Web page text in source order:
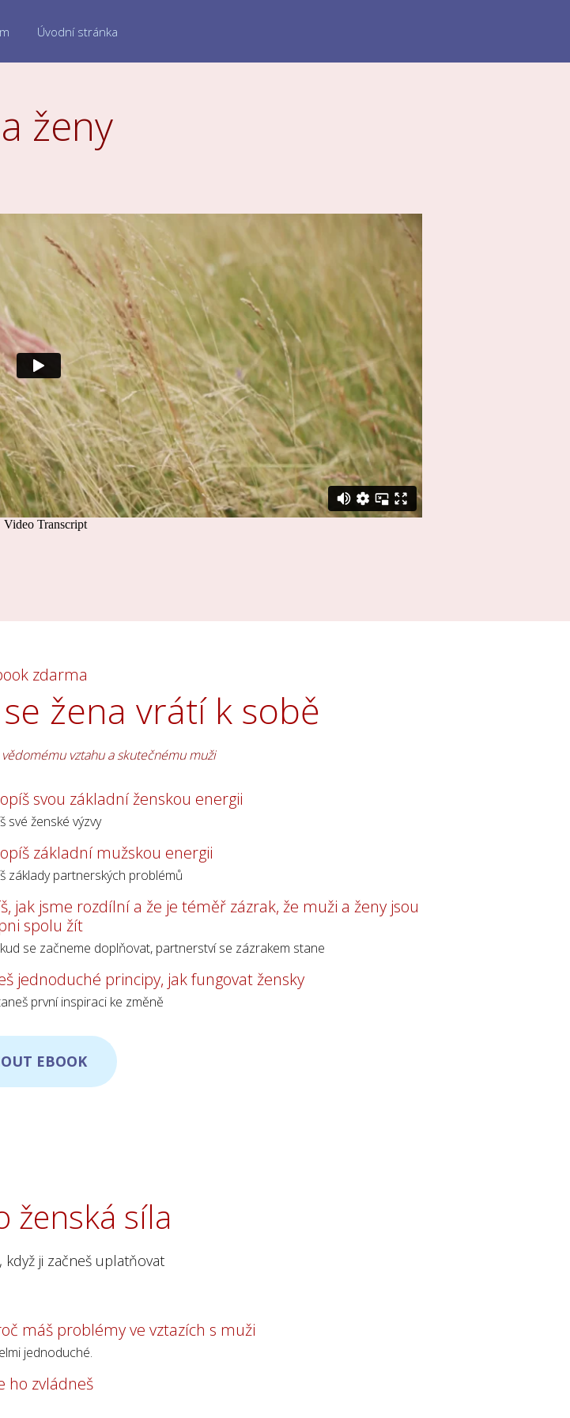
Úvodní stránka
ženy
zdarma
žena vrátí k sobě
vědomému vztahu a skutečnému muži
svou základní ženskou energii
své ženské výzvy
základní mužskou energii
základy partnerských problémů
jak jsme rozdílní a že je téměř zázrak, že muži a ženy jsou
spolu žít
se začneme doplňovat, partnerství se zázrakem stane
jednoduché principy, jak fungovat žensky
první inspiraci ke změně
EBOOK
ženská síla
když ji začneš uplatňovat
máš problémy ve vztazích s muži
jednoduché.
ho zvládneš